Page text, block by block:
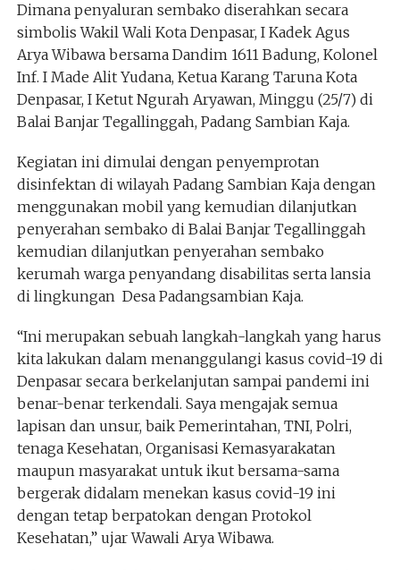
Dimana penyaluran sembako diserahkan secara
simbolis Wakil Wali Kota Denpasar, I Kadek Agus
Arya Wibawa bersama Dandim 1611 Badung, Kolonel
Inf. I Made Alit Yudana, Ketua Karang Taruna Kota
Denpasar, I Ketut Ngurah Aryawan, Minggu (25/7) di
Balai Banjar Tegallinggah, Padang Sambian Kaja.
Kegiatan ini dimulai dengan penyemprotan
disinfektan di wilayah Padang Sambian Kaja dengan
menggunakan mobil yang kemudian dilanjutkan
penyerahan sembako di Balai Banjar Tegallinggah
kemudian dilanjutkan penyerahan sembako
kerumah warga penyandang disabilitas serta lansia
di lingkungan Desa Padangsambian Kaja.
“Ini merupakan sebuah langkah-langkah yang harus
kita lakukan dalam menanggulangi kasus covid-19 di
Denpasar secara berkelanjutan sampai pandemi ini
benar-benar terkendali. Saya mengajak semua
lapisan dan unsur, baik Pemerintahan, TNI, Polri,
tenaga Kesehatan, Organisasi Kemasyarakatan
maupun masyarakat untuk ikut bersama-sama
bergerak didalam menekan kasus covid-19 ini
dengan tetap berpatokan dengan Protokol
Kesehatan,” ujar Wawali Arya Wibawa.